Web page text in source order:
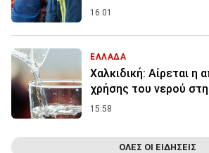
16:01
ΕΛΛΑΔΑ
Χαλκιδική: Αίρεται η
χρήσης του νερού
15:58
ΟΛΕΣ ΟΙ ΕΙΔΗΣΕΙΣ